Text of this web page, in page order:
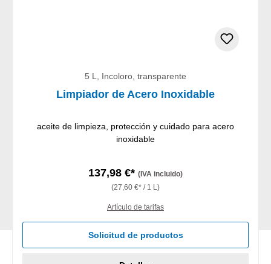
5 L, Incoloro, transparente
Limpiador de Acero Inoxidable
aceite de limpieza, protección y cuidado para acero
inoxidable
137,98 €* (IVA incluido)
(27,60 €* / 1 L)
Artículo de tarifas
Solicitud de productos